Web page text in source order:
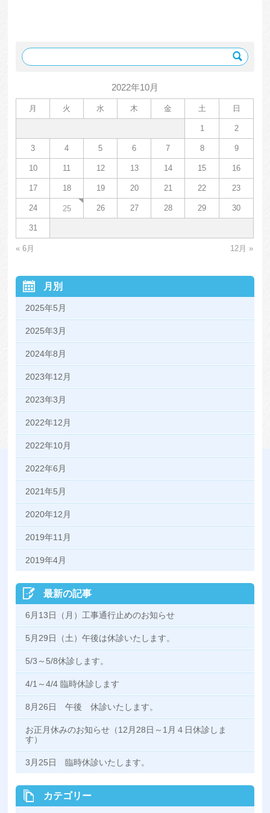
2022年10月
月 火 水 木 金 土 日
« 6月 12月 »
1 2
3 4 5 6 7 8 9
10 11 12 13 14 15 16
17 18 19 20 21 22 23
24 25 26 27 28 29 30
31
月別
2025年5月
2025年3月
2024年8月
2023年12月
2023年3月
2022年12月
2022年10月
2022年6月
2021年5月
2020年12月
2019年11月
2019年4月
最新の記事
6月13日（月）工事通行止めのお知らせ
5月29日（土）午後は休診いたします。
5/3～5/8休診します。
4/1～4/4 臨時休診します
8月26日 午後 休診いたします。
お正月休みのお知らせ（12月28日～1月４日休診しま
す）
3月25日 臨時休診いたします。
カテゴリー